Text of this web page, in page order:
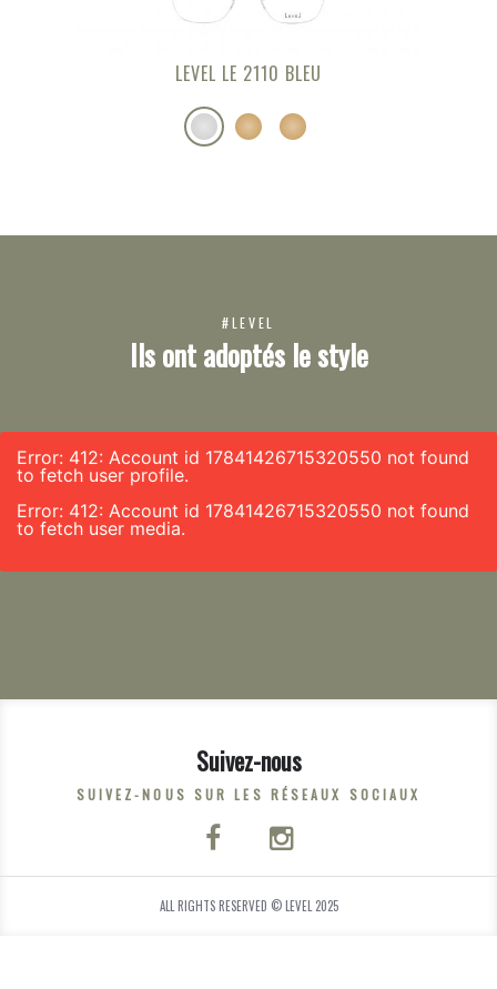
LEVEL LE 2110 BLEU
#LEVEL
Ils ont adoptés le style
Error: 412: Account id 17841426715320550 not found
to fetch user profile.
Error: 412: Account id 17841426715320550 not found
to fetch user media.
Suivez-nous
SUIVEZ-NOUS SUR LES RÉSEAUX SOCIAUX
ALL RIGHTS RESERVED © LEVEL 2025